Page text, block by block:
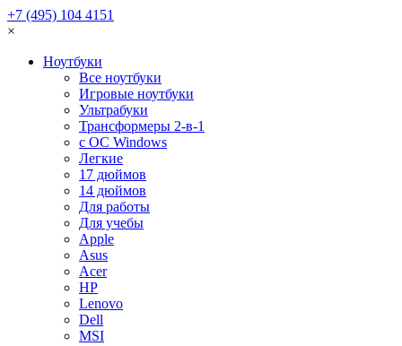
+7 (495) 104 4151
×
Ноутбуки
Все ноутбуки
Игровые ноутбуки
Ультрабуки
Трансформеры 2-в-1
с ОС Windows
Легкие
17 дюймов
14 дюймов
Для работы
Для учебы
Apple
Asus
Acer
HP
Lenovo
Dell
MSI